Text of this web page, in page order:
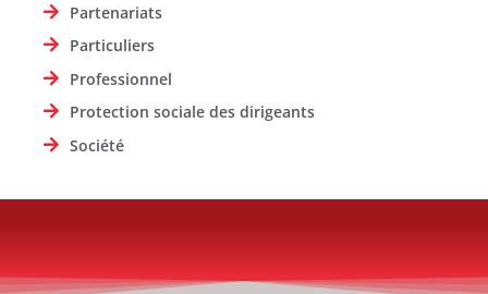
Partenariats
Particuliers
Professionnel
Protection sociale des dirigeants
Société